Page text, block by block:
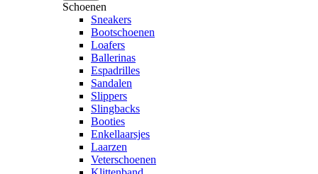
Schoenen
Sneakers
Bootschoenen
Loafers
Ballerinas
Espadrilles
Sandalen
Slippers
Slingbacks
Booties
Enkellaarsjes
Laarzen
Veterschoenen